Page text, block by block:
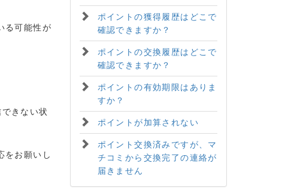
る可能性が
きない状
をお願いし
ポイントの獲得履歴はどこで
確認できますか？
ポイントの交換履歴はどこで
確認できますか？
ポイントの有効期限はありま
すか？
ポイントが加算されない
ポイント交換済みですが、マ
チコミから交換完了の連絡が
届きません